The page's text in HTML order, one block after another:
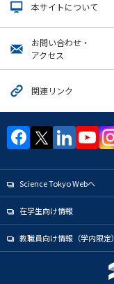
本サイトについて
お問い合わせ・
アクセス
関連リンク
Science Tokyo Webヘ
在学生向け情報
教職員向け情報（学内限定）